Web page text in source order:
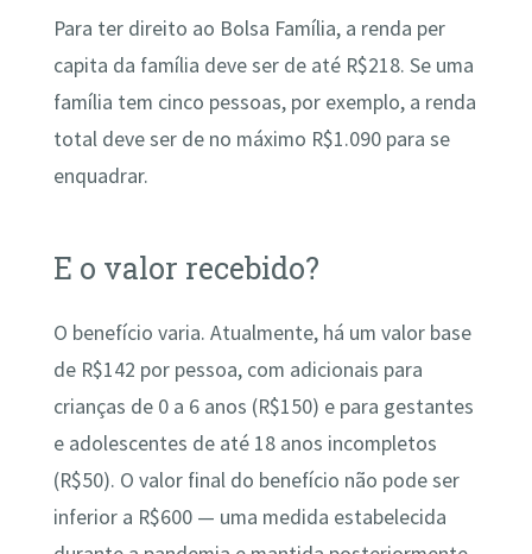
Para ter direito ao Bolsa Família, a renda per
capita da família deve ser de até R$218. Se uma
família tem cinco pessoas, por exemplo, a renda
total deve ser de no máximo R$1.090 para se
enquadrar.
E o valor recebido?
O benefício varia. Atualmente, há um valor base
de R$142 por pessoa, com adicionais para
crianças de 0 a 6 anos (R$150) e para gestantes
e adolescentes de até 18 anos incompletos
(R$50). O valor final do benefício não pode ser
inferior a R$600 — uma medida estabelecida